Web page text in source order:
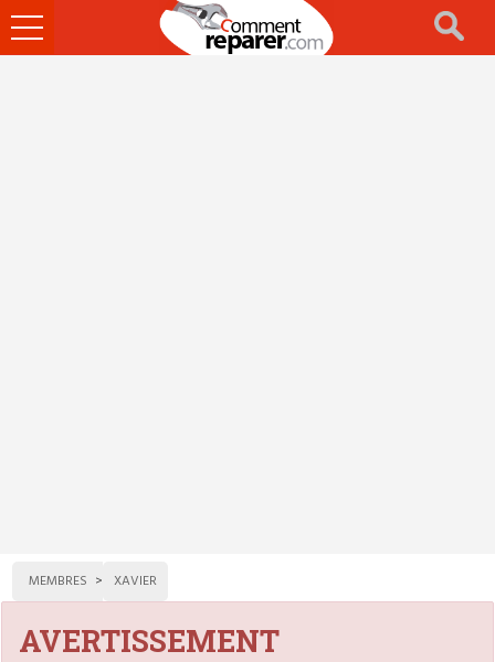
Ouvrir
le
MEMBRES XAVIER
AVERTISSEMENT